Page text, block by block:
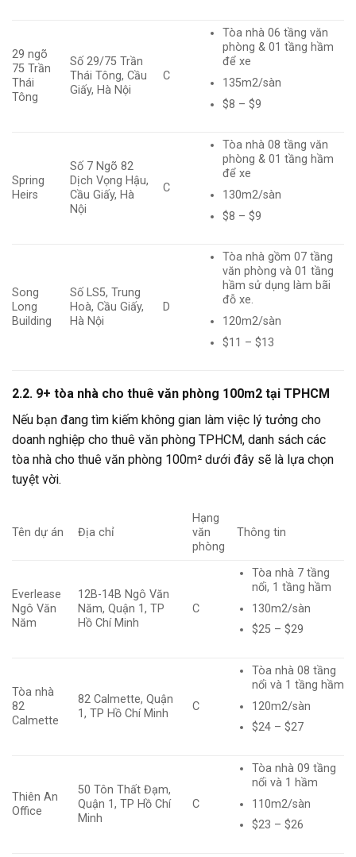
29 ngõ
75 Trần
Thái
Tông
Số 29/75 Trần
Thái Tông, Cầu
Giấy, Hà Nội
C
Tòa nhà 06 tầng văn
phòng & 01 tầng hầm
để xe
135m2/sàn
$8 – $9
Spring
Heirs
Số 7 Ngõ 82
Dịch Vọng Hậu,
Cầu Giấy, Hà
Nội
C
Tòa nhà 08 tầng văn
phòng & 01 tầng hầm
để xe
130m2/sàn
$8 – $9
Song
Long
Building
Số LS5, Trung
Hoà, Cầu Giấy,
Hà Nội
D
Tòa nhà gồm 07 tầng
văn phòng và 01 tầng
hầm sử dụng làm bãi
đỗ xe.
120m2/sàn
$11 – $13
2.2. 9+ tòa nhà cho thuê văn phòng 100m2 tại TPHCM
Nếu bạn đang tìm kiếm không gian làm việc lý tưởng cho
doanh nghiệp cho thuê văn phòng TPHCM, danh sách các
tòa nhà cho thuê văn phòng 100m² dưới đây sẽ là lựa chọn
tuyệt vời.
Tên dự án Địa chỉ
Hạng
văn
phòng
Thông tin
Everlease
Ngô Văn
Năm
12B-14B Ngô Văn
Năm, Quận 1, TP
Hồ Chí Minh
C
Tòa nhà 7 tầng
nổi, 1 tầng hầm
130m2/sàn
$25 – $29
Tòa nhà
82
Calmette
82 Calmette, Quận
1, TP Hồ Chí Minh
C
Tòa nhà 08 tầng
nổi và 1 tầng hầm
120m2/sàn
$24 – $27
Thiên An
Office
50 Tôn Thất Đạm,
Quận 1, TP Hồ Chí
Minh
C
Tòa nhà 09 tầng
nổi và 1 hầm
110m2/sàn
$23 – $26